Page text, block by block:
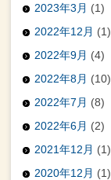
2023年3月 (1)
2022年12月 (1)
2022年9月 (4)
2022年8月 (10)
2022年7月 (8)
2022年6月 (2)
2021年12月 (1)
2020年12月 (1)